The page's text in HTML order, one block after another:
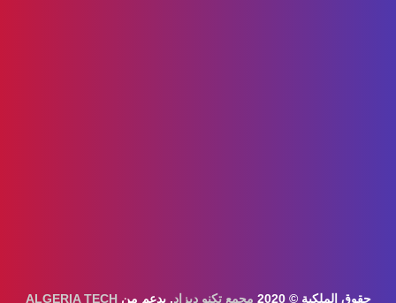
حقوق الملكية © 2020 مجمع تكنو ديزاد. بدعم منALGERIA TECH